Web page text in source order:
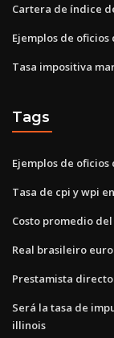
Cartera de índice
Ejemplos de
Tasa impositiva
Tags
Ejemplos de
Tasa de cpi y wpi
Costo promedio
Real brasileiro
Prestamista
Será la tasa de
illinois